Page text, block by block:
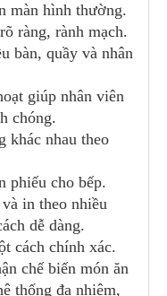
màn hình thường.
ràng, rành mạch.
bàn, quầy và nhân
giúp nhân viên
chóng.
khác nhau theo
phiếu cho bếp.
in theo nhiều
dễ dàng.
cách chính xác.
chế biến món ăn
thống đa nhiệm,